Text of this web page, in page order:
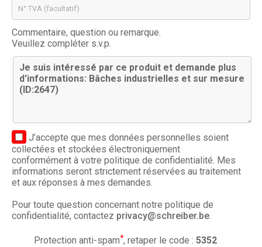
Commentaire, question ou remarque.
Veuillez compléter s.v.p.
J’accepte que mes données personnelles soient
collectées et stockées électroniquement
conformément à votre politique de confidentialité. Mes
informations seront strictement réservées au traitement
et aux réponses à mes demandes.
Pour toute question concernant notre politique de
confidentialité, contactez privacy@schreiber.be.
Protection anti-spam*, retaper le code : 5352